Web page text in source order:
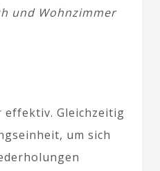
und Wohnzimmer
Gleichzeitig
um sich